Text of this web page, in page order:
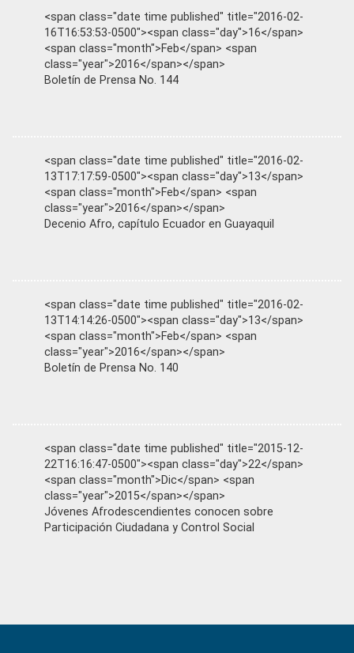
<span class="date time published" title="2016-02-
16T16:53:53-0500"><span class="day">16</span>
<span class="month">Feb</span> <span
class="year">2016</span></span>
Boletín de Prensa No. 144
<span class="date time published" title="2016-02-
13T17:17:59-0500"><span class="day">13</span>
<span class="month">Feb</span> <span
class="year">2016</span></span>
Decenio Afro, capítulo Ecuador en Guayaquil
<span class="date time published" title="2016-02-
13T14:14:26-0500"><span class="day">13</span>
<span class="month">Feb</span> <span
class="year">2016</span></span>
Boletín de Prensa No. 140
<span class="date time published" title="2015-12-
22T16:16:47-0500"><span class="day">22</span>
<span class="month">Dic</span> <span
class="year">2015</span></span>
Jóvenes Afrodescendientes conocen sobre
Participación Ciudadana y Control Social